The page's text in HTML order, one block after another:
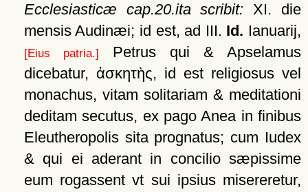
Ecclesiasticæ cap.20.ita scribit: XI. die
mensis Audinæi; id est, ad III. Id. Ianuarij,
[Eius patria.]
Petrus qui & Apselamus
dicebatur, ἀσκητὴς, id est religiosus vel
monachus, vitam solitariam & meditationi
deditam secutus, ex pago Anea in finibus
Eleutheropolis sita prognatus; cum Iudex
& qui ei aderant in concilio sæpissime
eum rogassent vt sui ipsius misereretur,